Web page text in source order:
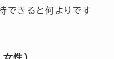
できると何よりです